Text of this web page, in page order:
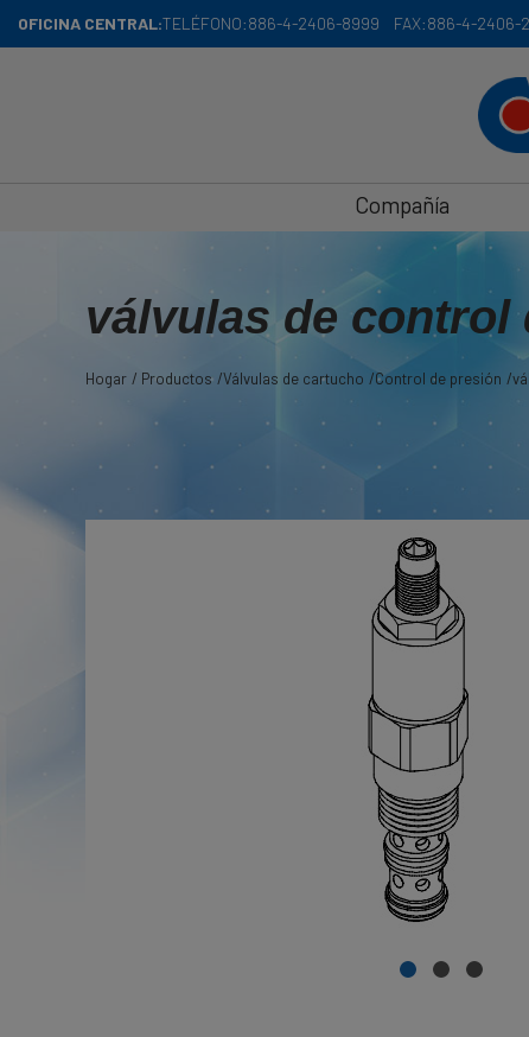
OFICINA CENTRAL:TELÉFONO:886-4-2406-8999 FAX:886-4-2406-
Compañía
válvulas de control
Hogar Productos Válvulas de cartucho Control de presión
Panel de gestión de cookies